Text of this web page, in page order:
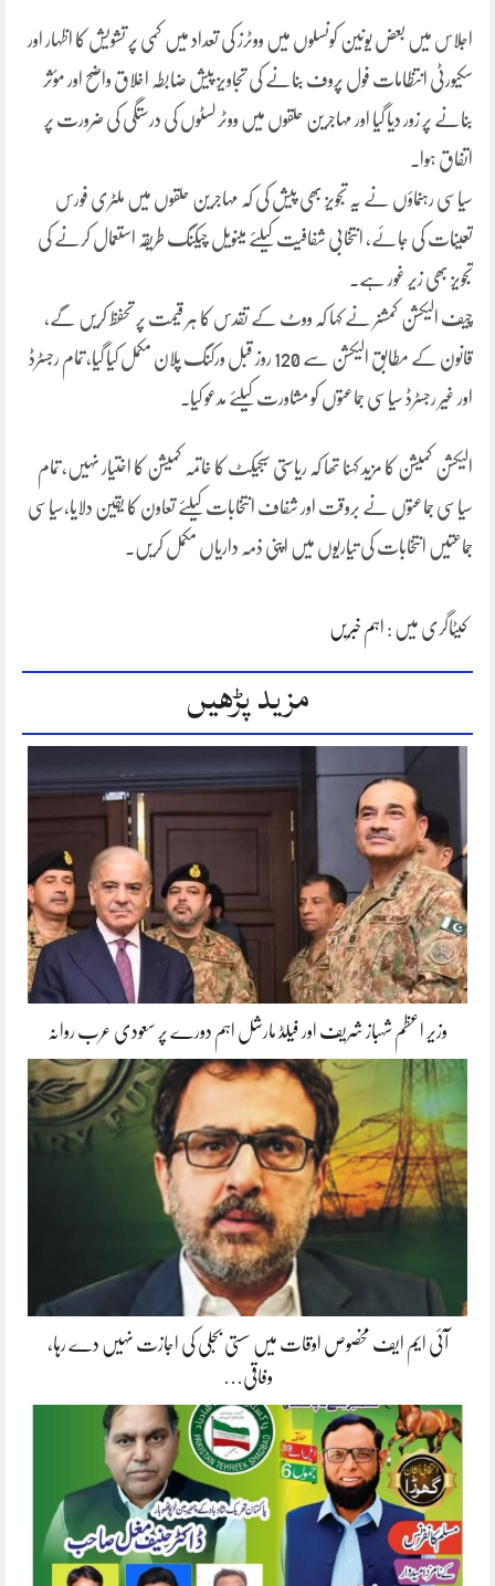
اجلاس میں بعض یونین کونسلوں میں ووٹرز کی تعداد میں کمی پر تشویش کا اظہار اور
سکیورٹی انتظامات فول پروف بنانے کی تجاویز پیش ضابطہ اخلاق واضح اور مؤثر
بنانے پر زور دیا گیا اور مہاجرین حلقوں میں ووٹر لسٹوں کی درستگی کی ضرورت پر
اتفاق ہوا۔
سیاسی رہنماؤں نے یہ تجویز بھی پیش کی کہ مہاجرین حلقوں میں ملٹری فورس
تعینات کی جائے، انتخابی شفافیت کیلئے مینویل چیکنگ طریقہ استعمال کرنے کی
تجویز بھی زیر غور ہے۔
چیف الیکشن کمشنر نے کہا کہ ووٹ کے تقدس کا ہر قیمت پر تحفظ کریں گے،
قانون کے مطابق الیکشن سے 120 روز قبل ورکنگ پلان مکمل کیا گیا، تمام رجسٹرڈ
اور غیر رجسٹرڈ سیاسی جماعتوں کو مشاورت کیلئے مدعو کیا۔
الیکشن کمیشن کا مزید کہنا تھا کہ ریاستی سبجیکٹ کا خاتمہ کمیشن کا اختیار نہیں، تمام
سیاسی جماعتوں نے بروقت اور شفاف انتخابات کیلئے تعاون کا یقین دلایا،سیاسی
جماعتیں انتخابات کی تیاریوں میں اپنی ذمہ داریاں مکمل کریں۔
کیٹاگری میں : اہم خبریں
مزید پڑھیں
وزیر اعظم شہباز شریف اور فیلڈ مارشل اہم دورے پر سعودی عرب روانہ
آئی ایم ایف مخصوص اوقات میں سستی بجلی کی اجازت نہیں دے رہا،
وفاقی…